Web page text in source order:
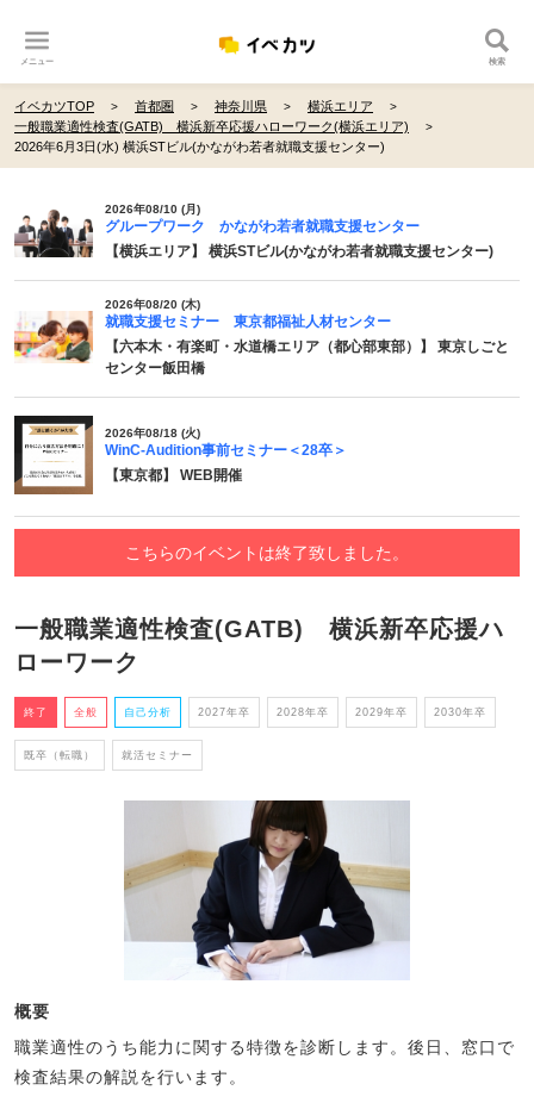
メニュー 検索
イベカツTOP 首都圏 神奈川県
横浜エリア
一般職業適性検査(GATB) 横浜新卒応援ハローワーク(横浜エリア)
2026年6月3日(水) 横浜STビル(かながわ若者就職支援センター)
2026年08/10 (月)
グループワーク かながわ若者就職支援センター
【横浜エリア】 横浜STビル(かながわ若者就職支援センター)
2026年08/20 (木)
就職支援セミナー 東京都福祉人材センター
【六本木・有楽町・水道橋エリア（都心部東部）】 東京しごと
センター飯田橋
2026年08/18 (火)
WinC-Audition事前セミナー＜28卒＞
【東京都】 WEB開催
こちらのイベントは終了致しました。
一般職業適性検査(GATB) 横浜新卒応援ハ
ローワーク
終了 全般 自己分析 2027年卒 2028年卒 2029年卒 2030年卒
既卒（転職） 就活セミナー
概要
職業適性のうち能力に関する特徴を診断します。後日、窓口で
検査結果の解説を行います。